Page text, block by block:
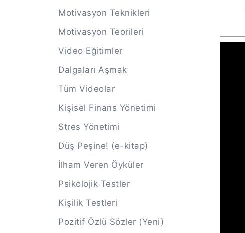
Motivasyon Teknikleri
Motivasyon Teorileri
Video Eğitimler
Dalgaları Aşmak
Tüm Videolar
Kişisel Finans Yönetimi
Stres Yönetimi
Düş Peşine! (e-kitap)
İlham Veren Öyküler
Psikolojik Testler
Kişilik Testleri
Pozitif Özlü Sözler (Yeni)